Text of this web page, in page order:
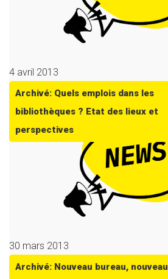
4 avril 2013
Archivé: Quels emplois dans les
bibliothèques ? Etat des lieux et
perspectives
30 mars 2013
Archivé: Nouveau bureau, nouveau